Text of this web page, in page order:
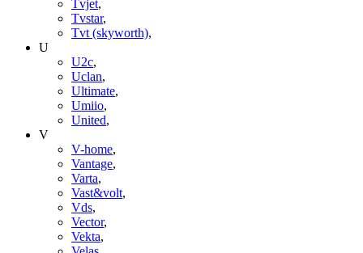
Tvjet,
Tvstar,
Tvt (skyworth),
U
U2c,
Uclan,
Ultimate,
Umiio,
United,
V
V-home,
Vantage,
Varta,
Vast&volt,
Vds,
Vector,
Vekta,